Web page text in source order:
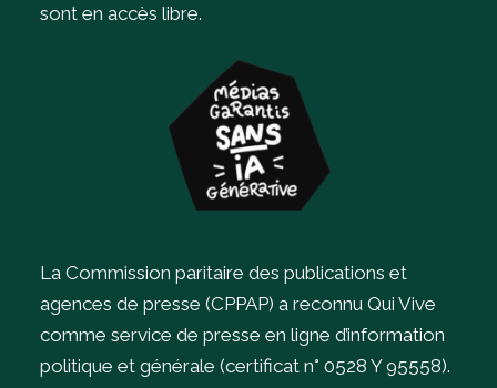
sont en accès libre.
La Commission paritaire des publications et
agences de presse (CPPAP) a reconnu Qui Vive
comme service de presse en ligne d’information
politique et générale (certificat n° 0528 Y 95558).